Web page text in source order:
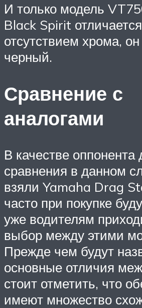
И только модель
Black Spirit
отсутствием хрома,
черный.
Сравнение с
аналогами
В качестве оппонента
сравнения в данном
взяли Yamaha Drag
часто при покупке
уже водителям
выбор между этими
Прежде чем будут
основные отличия
стоит отметить, что
имеют множество